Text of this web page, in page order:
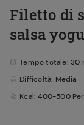
Filetto di
salsa
Tempo totale: 30
Difficoltà: Media
Kcal: 400-500